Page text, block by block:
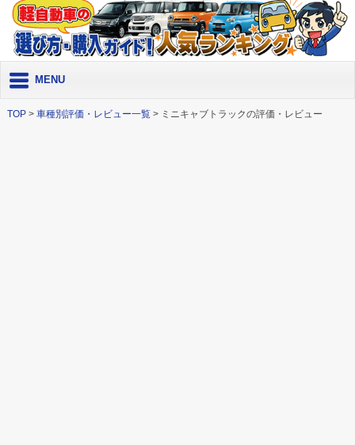
MENU
TOP> 車種別評価・レビュー一覧> ミニキャブトラックの評価・レビュー